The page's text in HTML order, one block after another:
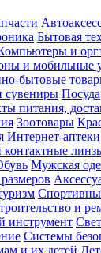
Бытовая
и
и мобильные
бытовые
сувениры Посуда
питания,
Зоотовары
Интернет-аптеки
Мужская
и
инструмент
Системы
и их детей